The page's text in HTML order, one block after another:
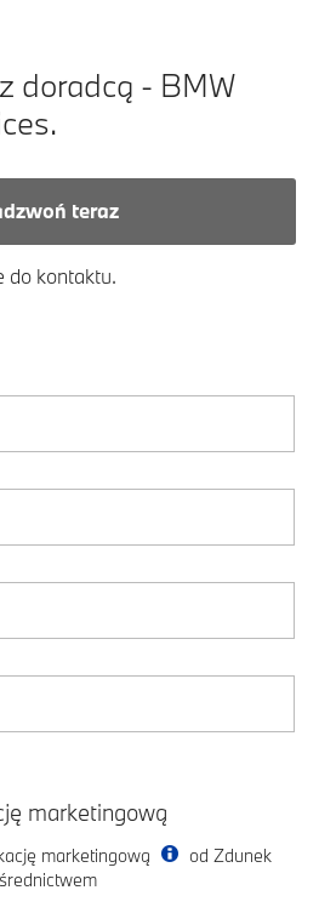
doradcą - BMW
teraz
do kontaktu.
marketingową
marketingową
od Zdunek